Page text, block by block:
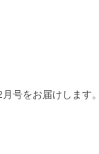
号をお届けします